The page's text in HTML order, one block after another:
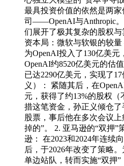
最具投资价值的依然是两
司——OpenAI与Anthropic
们展开了极其复杂的股权
资本局：微软与软银的较
为OpenAI投入了130亿美元
OpenAI约8520亿美元的估
已达2290亿美元，实现了
义）： 紧随其后，在
元，获得了约13%的股权
措这笔资金，孙正义倾仓
股票，事后他在多次会议
掉的”。 2. 亚马逊的“双押”
逊： 在2023和2024年连续
后，于2026年改变了策略
单边站队，转而实施“双押